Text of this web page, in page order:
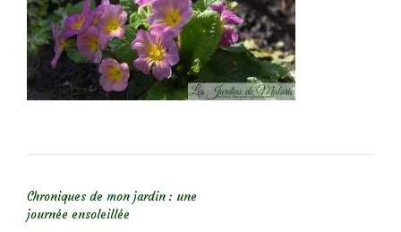
Chroniques de mon jardin : une
journée ensoleillée